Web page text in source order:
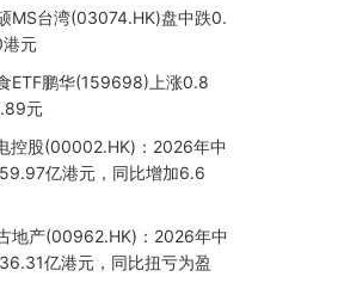
MS台湾(03074.HK)盘中跌0.
元
ETF鹏华(159698)上涨0.8
元
控股(00002.HK)：2026年中
亿港元，同比增加6.6
地产(00962.HK)：2026年中
亿港元，同比扭亏为盈